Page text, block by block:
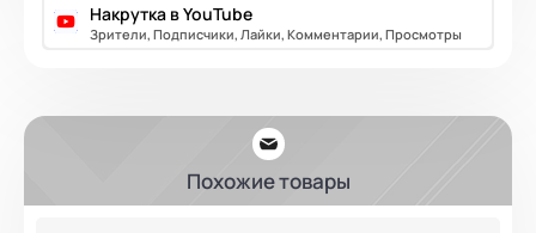
Накрутка в YouTube
Зрители, Подписчики, Лайки, Комментарии, Просмотры
Похожие товары